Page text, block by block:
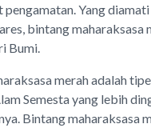
pengamatan. Yang
bintang maharaksasa
Bumi.
merah adalah
Semesta yang lebih
Bintang maharaksasa